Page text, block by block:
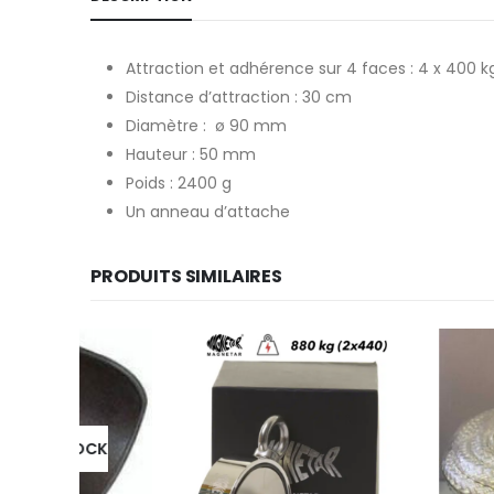
Attraction et adhérence sur 4 faces : 4 x 400
Distance d’attraction : 30 cm
Diamètre : ø 90 mm
Hauteur : 50 mm
Poids : 2400 g
Un anneau d’attache
PRODUITS SIMILAIRES